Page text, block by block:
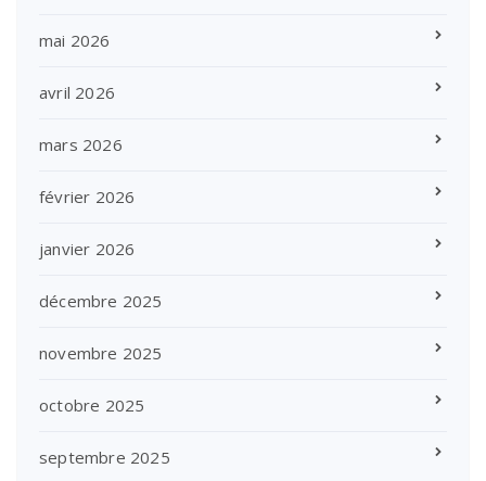
mai 2026
avril 2026
mars 2026
février 2026
janvier 2026
décembre 2025
novembre 2025
octobre 2025
septembre 2025